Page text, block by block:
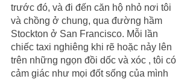
trước đó, và đi đến căn hộ nhỏ nơi tôi
và chồng ở chung, qua đường hầm
Stockton ở San Francisco. Mỗi lần
chiếc taxi nghiêng khi rẽ hoặc nảy lên
trên những ngọn đồi dốc và xóc , tôi có
cảm giác như mọi đốt sống của mình